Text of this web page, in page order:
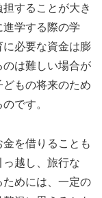
することが大き
学する際の学
必要な資金は膨
は難しい場合が
もの将来のため
です。
を借りることも
越し、旅行な
ためには、一定の